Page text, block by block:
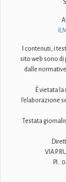
I contenuti, i
sito web sono di
dalle
È vietata
l'elaborazione
Testata
VIA P.
P.I.: